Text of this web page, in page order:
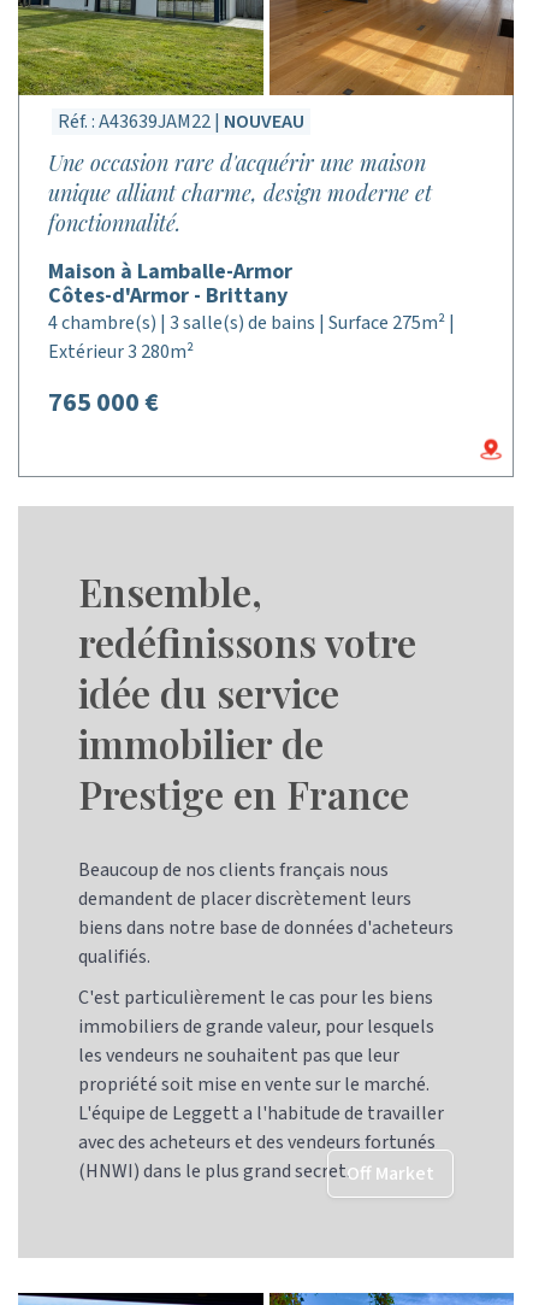
Réf. : A43639JAM22 | NOUVEAU
Une occasion rare d'acquérir une maison
unique alliant charme, design moderne et
fonctionnalité.
Maison à Lamballe-Armor
Côtes-d'Armor - Brittany
4 chambre(s) | 3 salle(s) de bains | Surface 275m² |
Extérieur 3 280m²
765 000 €
Ensemble,
redéfinissons votre
idée du service
immobilier de
Prestige en France
Beaucoup de nos clients français nous
demandent de placer discrètement leurs
biens dans notre base de données d'acheteurs
qualifiés.
C'est particulièrement le cas pour les biens
immobiliers de grande valeur, pour lesquels
les vendeurs ne souhaitent pas que leur
propriété soit mise en vente sur le marché.
L'équipe de Leggett a l'habitude de travailler
avec des acheteurs et des vendeurs fortunés
(HNWI) dans le plus grand secret.Off Market